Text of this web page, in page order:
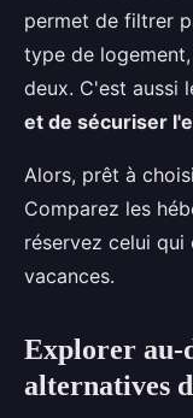
permet de filtrer
type de
deux. C'est aussi
et de sécuriser
Alors, prêt à
Comparez les
réservez celui
vacances.
Explorer au-
alternatives